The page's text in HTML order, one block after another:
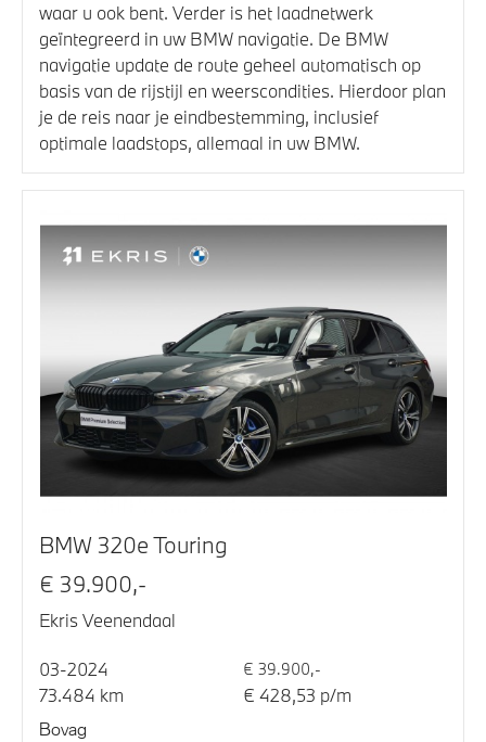
waar u ook bent. Verder is het laadnetwerk
geïntegreerd in uw BMW navigatie. De BMW
navigatie update de route geheel automatisch op
basis van de rijstijl en weerscondities. Hierdoor plan
je de reis naar je eindbestemming, inclusief
optimale laadstops, allemaal in uw BMW.
BMW 320e Touring
€ 39.900,-
Ekris Veenendaal
03-2024 € 39.900,-
73.484 km € 428,53 p/m
Bovag